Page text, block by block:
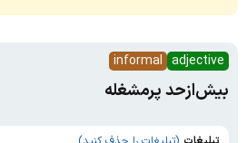
adjective
informal
بیش‌ازحد پرمشغله